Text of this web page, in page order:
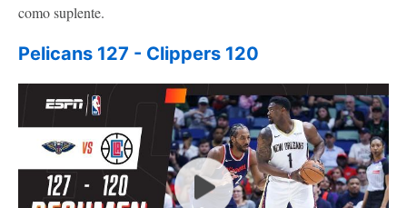
como suplente.
Pelicans 127 - Clippers 120